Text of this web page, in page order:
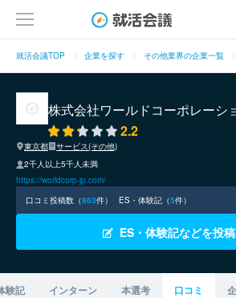
就活会議TOP 企業を探す その他業界の企業一覧
株式会社ワールドコーポレーシ
2.2
東京都
サービス(その他)
2千人以上5千人未満
https://worldcorp-jp.com/
口コミ投稿数（863件） ES・体験記（5件）
ES・体験記などを投
験記 インターン 本選考 口コミ